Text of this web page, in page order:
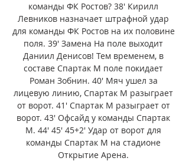
команды ФК Ростов? 38' Кирилл
Левников назначает штрафной удар
для команды ФК Ростов на их половине
поля. 39' Замена На поле выходит
Даниил Денисов! Тем временем, в
составе Спартак М поле покидает
Роман Зобнин. 40' Мяч ушел за
лицевую линию, Спартак М разыграет
от ворот. 41' Спартак М разыграет от
ворот. 43' Офсайд у команды Спартак
М. 44' 45' 45+2' Удар от ворот для
команды Спартак М на стадионе
Открытие Арена.